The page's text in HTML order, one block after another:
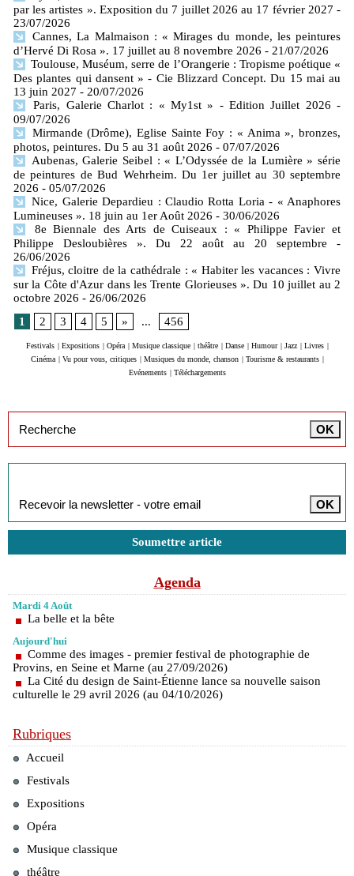
par les artistes ». Exposition du 7 juillet 2026 au 17 février 2027 -
23/07/2026
Cannes, La Malmaison : « Mirages du monde, les peintures
d’Hervé Di Rosa ». 17 juillet au 8 novembre 2026 - 21/07/2026
Toulouse, Muséum, serre de l’Orangerie : Tropisme poétique «
Des plantes qui dansent » - Cie Blizzard Concept. Du 15 mai au
13 juin 2027 - 20/07/2026
Paris, Galerie Charlot : « My1st » - Edition Juillet 2026 -
09/07/2026
Mirmande (Drôme), Eglise Sainte Foy : « Anima », bronzes,
photos, peintures. Du 5 au 31 août 2026 - 07/07/2026
Aubenas, Galerie Seibel : « L’Odyssée de la Lumière » série
de peintures de Bud Wehrheim. Du 1er juillet au 30 septembre
2026 - 05/07/2026
Nice, Galerie Depardieu : Claudio Rotta Loria - « Anaphores
Lumineuses ». 18 juin au 1er Août 2026 - 30/06/2026
8e Biennale des Arts de Cuiseaux : « Philippe Favier et
Philippe Desloubières ». Du 22 août au 20 septembre
-
26/06/2026
Fréjus, cloitre de la cathédrale : « Habiter les vacances : Vivre
sur la Côte d'Azur dans les Trente Glorieuses ». Du 10 juillet au 2
octobre 2026 - 26/06/2026
1
2 3 4 5 » ... 456
Festivals | Expositions | Opéra | Musique classique | théâtre | Danse | Humour | Jazz | Livres |
Cinéma | Vu pour vous, critiques | Musiques du monde, chanson | Tourisme & restaurants |
Evénements | Téléchargements
Soumettre article
Agenda
Mardi 4 Août
La belle et la bête
Aujourd'hui
Comme des images - premier festival de photographie de
Provins, en Seine et Marne (au 27/09/2026)
La Cité du design de Saint-Étienne lance sa nouvelle saison
culturelle le 29 avril 2026 (au 04/10/2026)
Rubriques
Accueil
Festivals
Expositions
Opéra
Musique classique
théâtre